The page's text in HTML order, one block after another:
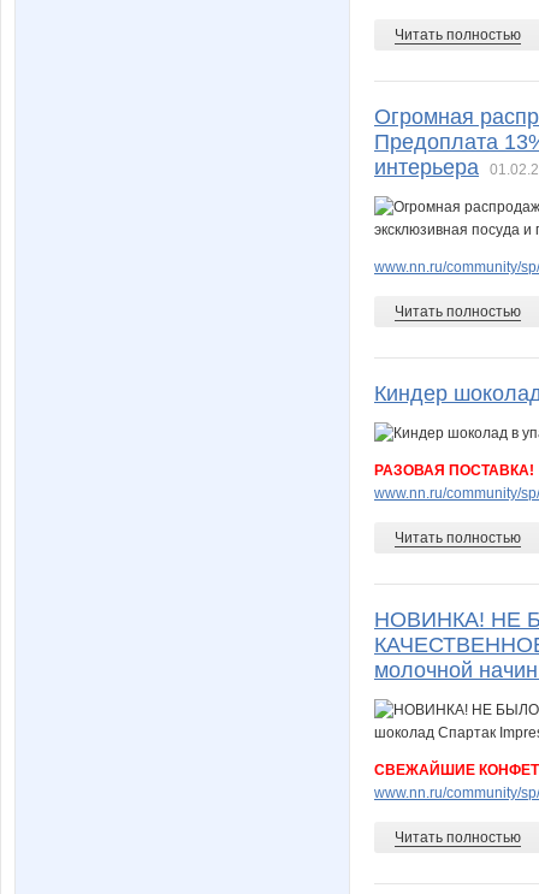
Читать полностью
Огромная
Предоплата
интерьера
www.nn.ru/community/
Читать полностью
Киндер
РАЗОВАЯ ПОСТАВКА!
www.nn.ru/community/
Читать полностью
НОВИНКА! НЕ
молочной
СВЕЖАЙШИЕ
www.nn.ru/community/
Читать полностью